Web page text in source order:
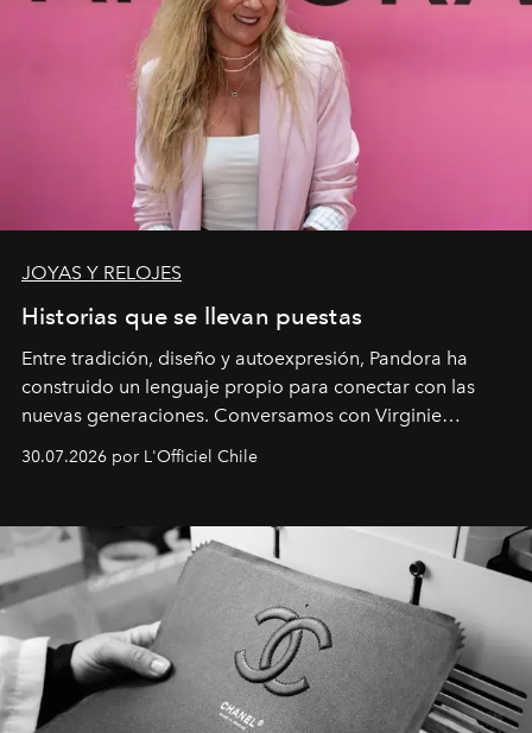
JOYAS Y RELOJES
Historias que se llevan puestas
Entre tradición, diseño y autoexpresión, Pandora ha
construido un lenguaje propio para conectar con las
nuevas generaciones. Conversamos con Virginie
Latinoamérica, sobre identidad, cultura y el valor
30.07.2026 por L'Officiel Chile